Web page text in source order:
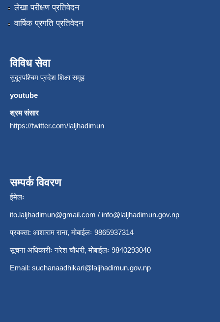
लेखा परीक्षण प्रतिवेदन
वार्षिक प्रगति प्रतिवेदन
विविध सेवा
सुदूरपश्चिम प्रदेश शिक्षा समूह
youtube
श्रम संसार
https://twitter.com/laljhadimun
सम्पर्क विवरण
ईमेलः
ito.laljhadimun@gmail.com / info@laljhadimun.gov.np
प्रवक्ता: आशाराम राना, मोबाईलः 9865937314
सूचना अधिकारीः नरेश चौधरी, मोबाईलः 9840293040
Email: suchanaadhikari@laljhadimun.gov.np